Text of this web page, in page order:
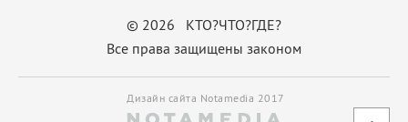
© 2026 КТО?ЧТО?ГДЕ?
Все права защищены законом
Дизайн сайта Notamedia 2017